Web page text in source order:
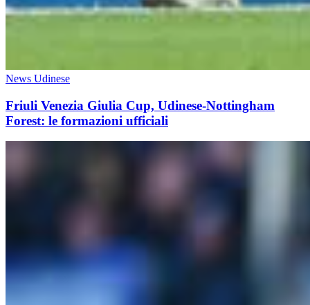
News Udinese
Friuli Venezia Giulia Cup, Udinese-Nottingham
Forest: le formazioni ufficiali